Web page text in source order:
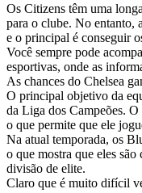
Os Citizens têm uma
para o clube. No entanto,
e o principal é conseguir
Você sempre pode
esportivas, onde as
As chances do Chelsea
O principal objetivo da
da Liga dos Campeões.
o que permite que ele
Na atual temporada, os
o que mostra que eles são
divisão de elite.
Claro que é muito difícil